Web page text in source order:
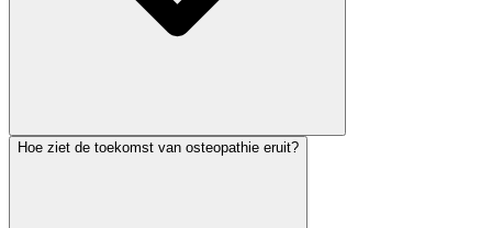
Hoe ziet de toekomst van osteopathie eruit?